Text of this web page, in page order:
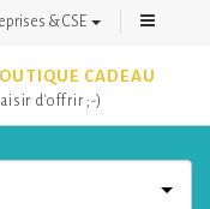
& CSE
CADEAU
d'offrir ;-)